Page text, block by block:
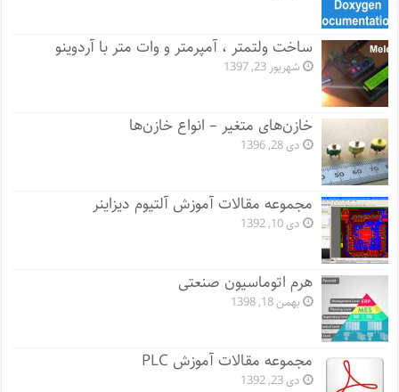
ساخت ولتمتر ، آمپرمتر و وات متر با آردوینو
شهریور 23, 1397
خازن‌های متغیر – انواع خازن‌ها
دی 28, 1396
مجموعه مقالات آموزش آلتیوم دیزاینر
دی 10, 1392
هرم اتوماسیون صنعتی
بهمن 18, 1398
مجموعه مقالات آموزش PLC
دی 23, 1392